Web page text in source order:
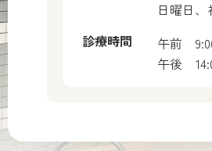
日曜日
診療時間
午前
午後